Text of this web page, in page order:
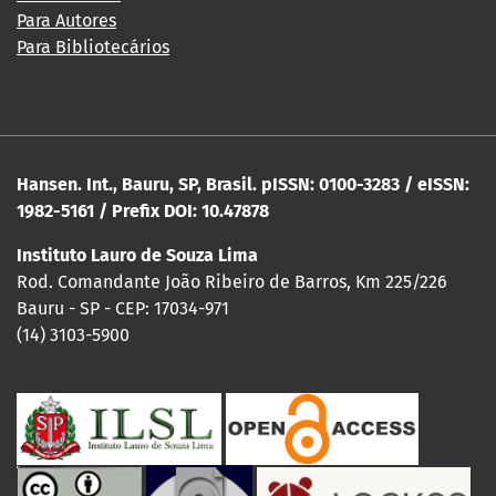
Para Autores
Para Bibliotecários
Hansen. Int., Bauru, SP, Brasil. pISSN: 0100-3283 / eISSN:
1982-5161 / Prefix DOI: 10.47878
Instituto Lauro de Souza Lima
Rod. Comandante João Ribeiro de Barros, Km 225/226
Bauru - SP - CEP: 17034-971
(14) 3103-5900